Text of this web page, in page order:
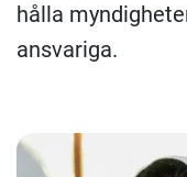
hålla
ansvariga.